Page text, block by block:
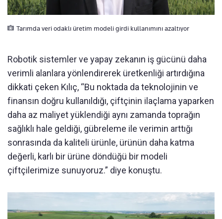
Tarımda veri odaklı üretim modeli girdi kullanımını azaltıyor
Robotik sistemler ve yapay zekanın iş gücünü daha
verimli alanlara yönlendirerek üretkenliği artırdığına
dikkati çeken Kılıç, “Bu noktada da teknolojinin ve
finansın doğru kullanıldığı, çiftçinin ilaçlama yaparken
daha az maliyet yüklendiği aynı zamanda toprağın
sağlıklı hale geldiği, gübreleme ile verimin arttığı
sonrasında da kaliteli ürünle, ürünün daha katma
değerli, karlı bir ürüne döndüğü bir modeli
çiftçilerimize sunuyoruz.” diye konuştu.